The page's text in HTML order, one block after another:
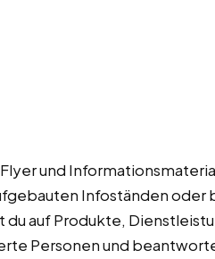
und
Infoständen oder
auf Produkte,
Personen und